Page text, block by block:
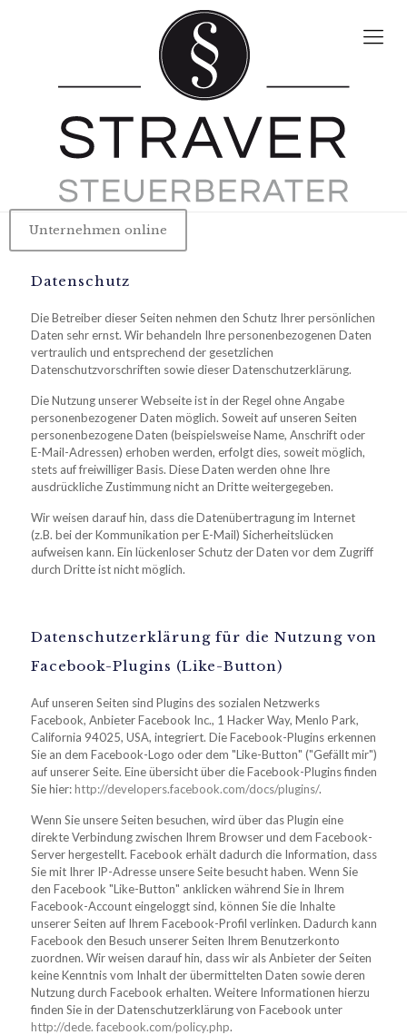
Unternehmen online
Datenschutz
Die Betreiber dieser Seiten nehmen den Schutz Ihrer persönlichen
Daten sehr ernst. Wir behandeln Ihre personenbezogenen Daten
vertraulich und entsprechend der gesetzlichen
Datenschutzvorschriften sowie dieser Datenschutzerklärung.
Die Nutzung unserer Webseite ist in der Regel ohne Angabe
personenbezogener Daten möglich. Soweit auf unseren Seiten
personenbezogene Daten (beispielsweise Name, Anschrift oder
E-Mail-Adressen) erhoben werden, erfolgt dies, soweit möglich,
stets auf freiwilliger Basis. Diese Daten werden ohne Ihre
ausdrückliche Zustimmung nicht an Dritte weitergegeben.
Wir weisen darauf hin, dass die Datenübertragung im Internet
(z.B. bei der Kommunikation per E-Mail) Sicherheitslücken
aufweisen kann. Ein lückenloser Schutz der Daten vor dem Zugriff
durch Dritte ist nicht möglich.
Datenschutzerklärung für die Nutzung von
Facebook-Plugins (Like-Button)
Auf unseren Seiten sind Plugins des sozialen Netzwerks
Facebook, Anbieter Facebook Inc., 1 Hacker Way, Menlo Park,
California 94025, USA, integriert. Die Facebook-Plugins erkennen
Sie an dem Facebook-Logo oder dem "Like-Button" ("Gefällt mir")
auf unserer Seite. Eine übersicht über die Facebook-Plugins finden
Sie hier:http://developers.facebook.com/docs/plugins/.
Wenn Sie unsere Seiten besuchen, wird über das Plugin eine
direkte Verbindung zwischen Ihrem Browser und dem Facebook-
Server hergestellt. Facebook erhält dadurch die Information, dass
Sie mit Ihrer IP-Adresse unsere Seite besucht haben. Wenn Sie
den Facebook "Like-Button" anklicken während Sie in Ihrem
Facebook-Account eingeloggt sind, können Sie die Inhalte
unserer Seiten auf Ihrem Facebook-Profil verlinken. Dadurch kann
Facebook den Besuch unserer Seiten Ihrem Benutzerkonto
zuordnen. Wir weisen darauf hin, dass wir als Anbieter der Seiten
keine Kenntnis vom Inhalt der übermittelten Daten sowie deren
Nutzung durch Facebook erhalten. Weitere Informationen hierzu
finden Sie in der Datenschutzerklärung von Facebook unter
http://dede. facebook.com/policy.php.